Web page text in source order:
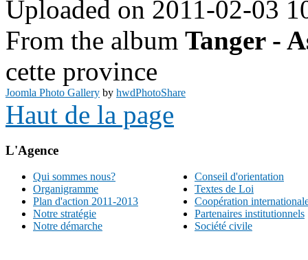
Uploaded on 2011-02-03
From the album Tanger -
cette province
Joomla Photo Gallery by hwdPhotoShare
Haut de la page
L'Agence
Qui sommes nous?
Organigramme
Plan d'action 2011-2013
Notre stratégie
Notre démarche
Conseil d'orientation
Textes de Loi
Coopération
Partenaires institutionnels
Société civile